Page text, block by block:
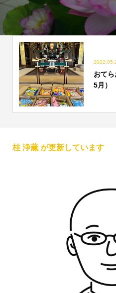
おて
5月）
桂 浄薫 が更新しています